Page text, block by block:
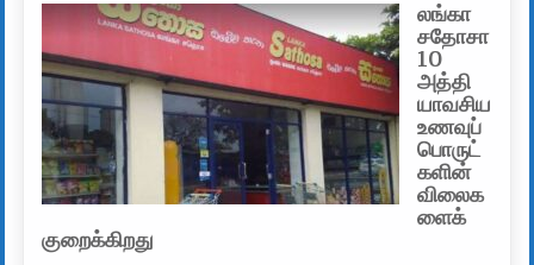
லங்கா
சதோசா
10
அத்தி
யாவசிய
உணவுப்
பொருட்
களின்
விலைக
ளைக்
குறைக்கிறது